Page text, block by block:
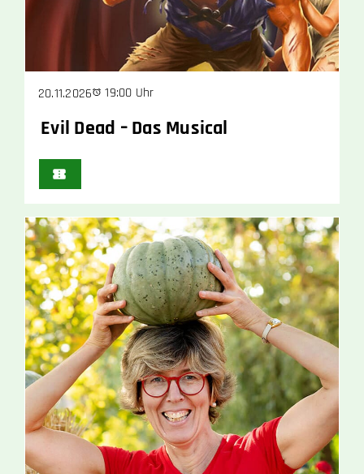
20.11.2026 19:00 Uhr
Evil Dead – Das Musical